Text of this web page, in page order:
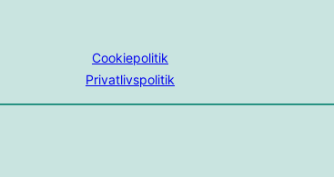
Cookiepolitik
Privatlivspolitik